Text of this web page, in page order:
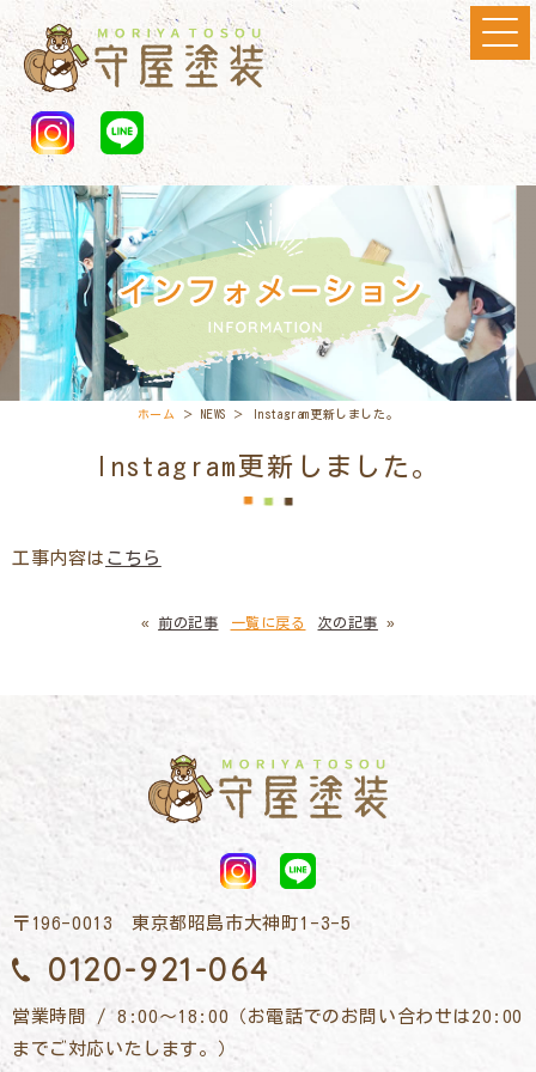
ホーム ＞ NEWS ＞ Instagram更新しました。
Instagram更新しました。
工事内容は こちら
« 前の記事 一覧に戻る 次の記事 »
〒196-0013 東京都昭島市大神町1-3-5
0120-921-064
営業時間 / 8:00～18:00（お電話でのお問い合わせは20:00
までご対応いたします。）